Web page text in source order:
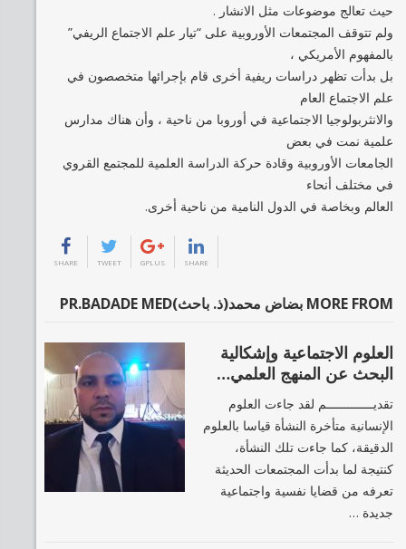
حيث تعالج موضوعات مثل الانشار .
ولم تتوقف المجتمعات الأوروبية على “تيار علم الاجتماع الريفي”
بالمفهوم الأمريكي ،
بل بدأت تظهر دراسات ريفية أخرى قام بإجرائها متخصصون في
علم الاجتماع العام
والانثربولوجيا الاجتماعية في أوروبا من ناحية ، وأن هناك مدارس
علمية نمت في بعض
الجامعات الأوروبية وقادة حركة الدراسة العلمية للمجتمع القروي
في مختلف أنحاء
العالم وبخاصة في الدول النامية من ناحية أخرى.
SHARE TWEET GPLUS SHARE
MORE FROM بضاض محمد(ذ. باحث)PR.BADADE MED
العلوم الاجتماعية وإشكالية
البحث عن المنهج العلمي…
تقديـــــــــــــم لقد جاءت العلوم
الإنسانية متأخرة النشأة قياسا بالعلوم
الدقيقة، كما جاءت تلك النشأة،
كنتيجة لما بدأت المجتمعات الحديثة
تعرفه من قضايا نفسية واجتماعية
جديدة …